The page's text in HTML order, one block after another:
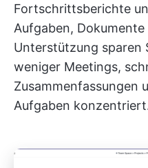
Fortschrittsberichte
Aufgaben,
Unterstützung sparen
weniger Meetings,
Zusammenfassungen
Aufgaben